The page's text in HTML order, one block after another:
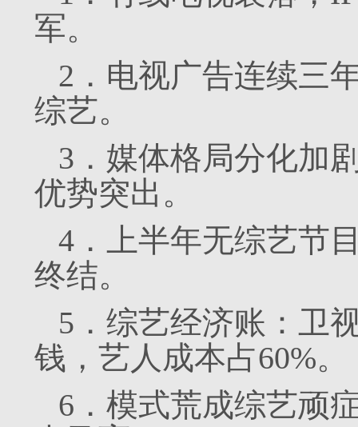
军。
2．电视广告连续三
综艺。
3．媒体格局分化加
优势突出。
4．上半年无综艺节
终结。
5．综艺经济账：卫
钱，艺人成本占60%。
6．模式荒成综艺顽